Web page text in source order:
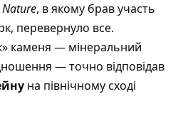
Nature, в якому брав участь
перевернуло все.
каменя — мінеральний
— точно відповідав
на північному сході